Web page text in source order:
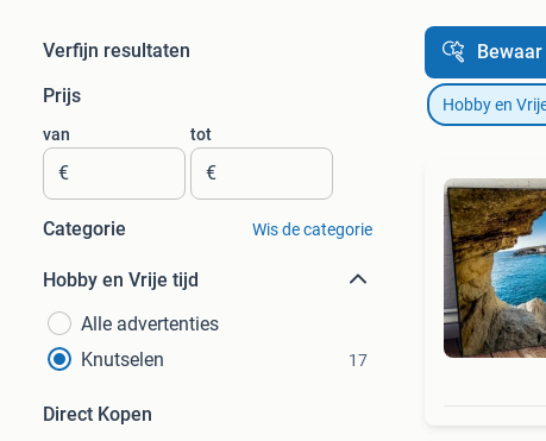
Verfijn resultaten
Prijs
van
€
tot
€
Categorie Wis de categorie
Hobby en Vrije tijd
Alle advertenties
Knutselen
17
Direct Kopen
Hobby en